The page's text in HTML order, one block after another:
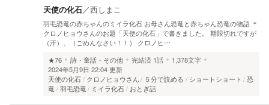
天使の化石／西しまこ
羽毛恐竜の赤ちゃんのミイラ化石 お母さん恐竜と赤ちゃん恐竜の物語 ＊
クロノヒョウさんのお題「天使の化石」で書きました。 期限切れですが
（汗）。（ごめんなさい！！） クロノヒ…
★76
詩・童話・その他 完結済 1話
1,378文字
2024年5月9日 22:04 更新
天使の化石
クロノヒョウさん ５分で読める ショートショート
恐
竜
羽毛恐竜 ミイラ化石 おとぎ話